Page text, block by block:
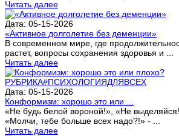
Читать далее
Дата: 05-15-2026
«Активное долголетие без деменции»
В современном мире, где
растет, вопросы сохранения здоровья и ...
Читать далее
Дата: 05-15-2026
Конформизм: хорошо это или ...
«Не будь белой вороной!», «Не
«Молчи, тебе больше всех надо?!» - ...
Читать далее